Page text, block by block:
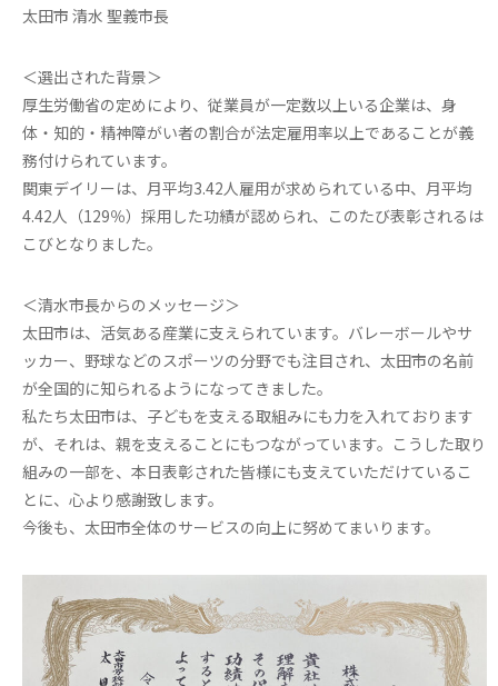
太田市 清水 聖義市長
＜選出された背景＞
厚生労働省の定めにより、従業員が一定数以上いる企業は、身
体・知的・精神障がい者の割合が法定雇用率以上であることが義
務付けられています。
関東デイリーは、月平均3.42人雇用が求められている中、月平均
4.42人（129％）採用した功績が認められ、このたび表彰されるは
こびとなりました。
＜清水市長からのメッセージ＞
太田市は、活気ある産業に支えられています。バレーボールやサ
ッカー、野球などのスポーツの分野でも注目され、太田市の名前
が全国的に知られるようになってきました。
私たち太田市は、子どもを支える取組みにも力を入れております
が、それは、親を支えることにもつながっています。こうした取り
組みの一部を、本日表彰された皆様にも支えていただけているこ
とに、心より感謝致します。
今後も、太田市全体のサービスの向上に努めてまいります。